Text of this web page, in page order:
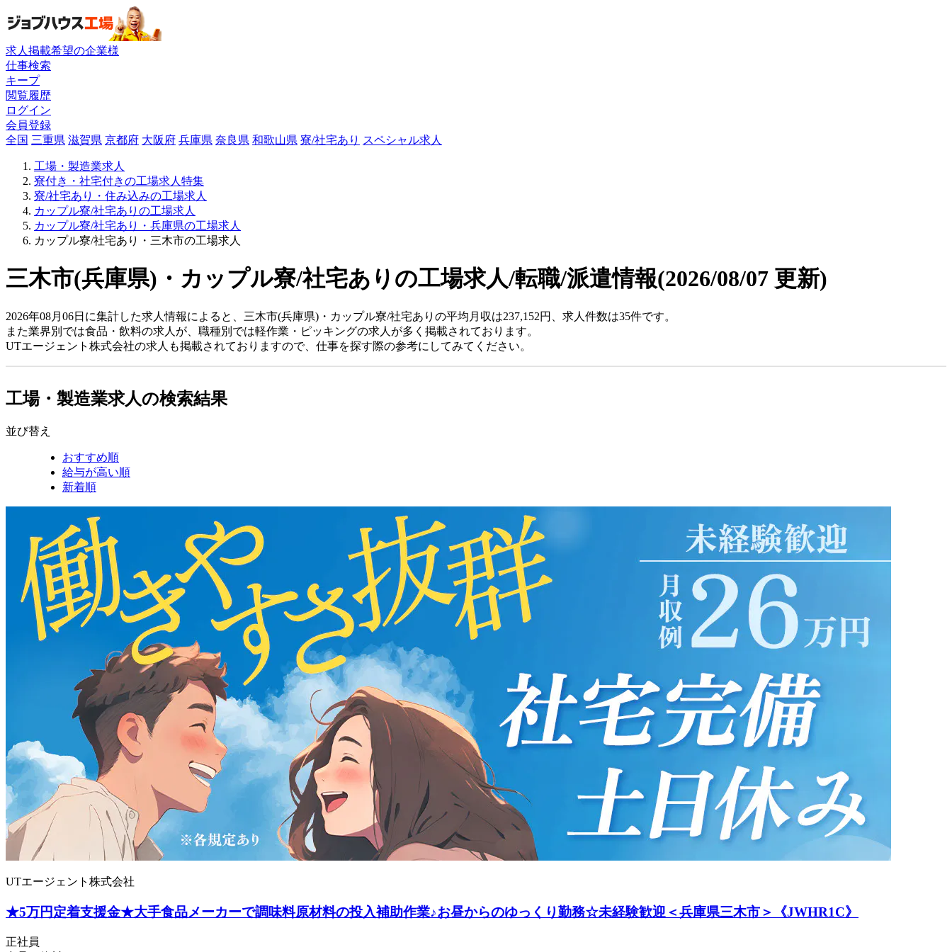
求人掲載希望の企業様
仕事検索
キープ
閲覧履歴
ログイン
会員登録
全国 三重県 滋賀県 京都府 大阪府 兵庫県 奈良県 和歌山県 寮/社宅あり スペシャル求人
工場・製造業求人
寮付き・社宅付きの工場求人特集
寮/社宅あり・住み込みの工場求人
カップル寮/社宅ありの工場求人
カップル寮/社宅あり・兵庫県の工場求人
カップル寮/社宅あり・三木市の工場求人
三木市(兵庫県)・カップル寮/社宅ありの工場求人/転職/派遣情報(2026/08/07 更新)
2026年08月06日に集計した求人情報によると、三木市(兵庫県)・カップル寮/社宅ありの平均月収は237,152円、求人件数は35件です。
また業界別では食品・飲料の求人が、職種別では軽作業・ピッキングの求人が多く掲載されております。
UTエージェント株式会社の求人も掲載されておりますので、仕事を探す際の参考にしてみてください。
工場・製造業求人の検索結果
並び替え
おすすめ順
給与が高い順
新着順
UTエージェント株式会社
★5万円定着支援金★大手食品メーカーで調味料原材料の投入補助作業♪お昼からのゆっくり勤務☆未経験歓迎＜兵庫県三木市＞《JWHR1C》
正社員